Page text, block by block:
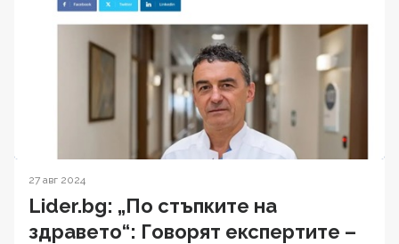
27 авг 2024
Lider.bg: „По стъпките на
здравето“: Говорят експертите –